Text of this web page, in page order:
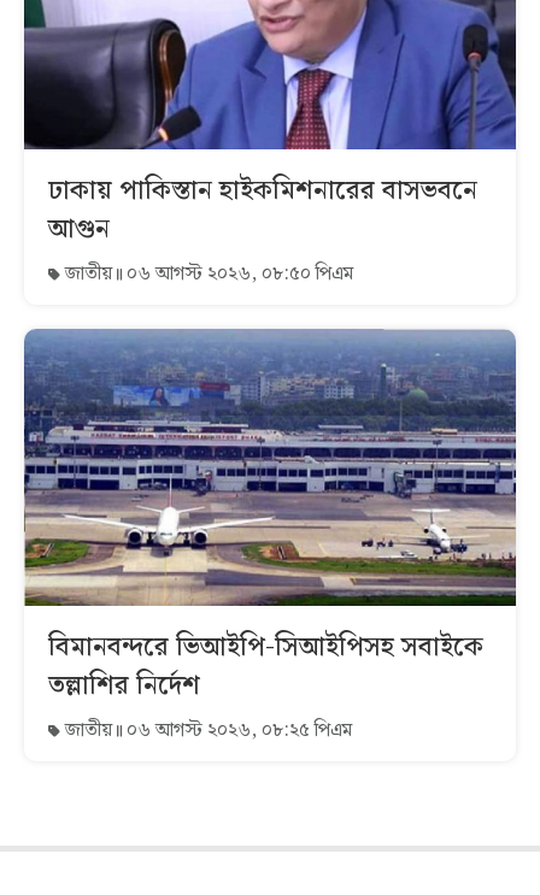
ঢাকায় পাকিস্তান হাইকমিশনারের বাসভবনে
আগুন
জাতীয় ০৬ আগস্ট ২০২৬, ০৮:৫০ পিএম
বিমানবন্দরে ভিআইপি-সিআইপিসহ সবাইকে
তল্লাশির নির্দেশ
জাতীয় ০৬ আগস্ট ২০২৬, ০৮:২৫ পিএম